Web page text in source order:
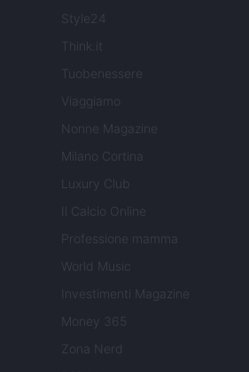
Style24
Think.it
Tuobenessere
Viaggiamo
Nonne Magazine
Milano Cortina
Luxury Club
Il Calcio Online
Professione mamma
World Music
Investimenti Magazine
Money 365
Zona Nerd